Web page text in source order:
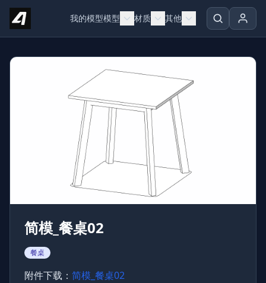
Skip to content
我的模型模型 材质 其他
简模_餐桌02
餐桌
附件下载： 简模_餐桌02